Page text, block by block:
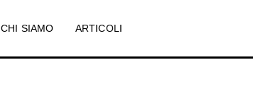
CHI SIAMO ARTICOLI